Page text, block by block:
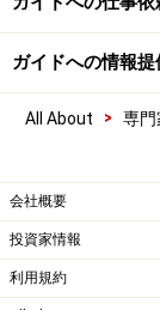
ガイドへの情報提
All About > 専門
会社概要
投資家情報
利用規約